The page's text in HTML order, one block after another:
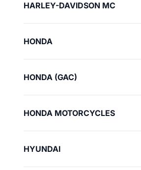
HARLEY-DAVIDSON MC
HONDA
HONDA (GAC)
HONDA MOTORCYCLES
HYUNDAI